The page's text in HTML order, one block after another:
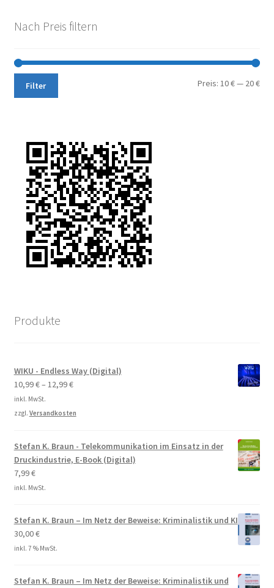
Nach Preis filtern
Min.
Filter Preis:10 €— 20 €
Produkte
WIKU - Endless Way (Digital)
10,99€– 12,99€
inkl. MwSt.
zzgl. Versandkosten
Stefan K. Braun - Telekommunikation im Einsatz in der
Druckindustrie, E-Book (Digital)
7,99€
inkl. MwSt.
Stefan K. Braun – Im Netz der Beweise: Kriminalistik und KI
30,00€
inkl. 7 % MwSt.
Stefan K. Braun – Im Netz der Beweise: Kriminalistik und